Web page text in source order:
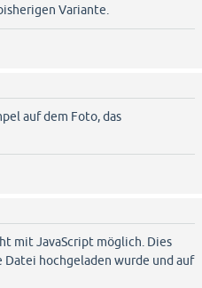
Variante.
auf dem Foto, das
mit JavaScript möglich. Dies
Datei hochgeladen wurde und auf